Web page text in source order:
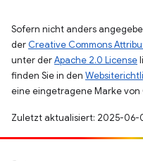
Sofern nicht anders
der Creative Commons
unter derApache 2.0 License
finden Sie in den
eine eingetragene Marke
Zuletzt aktualisiert: 2025-06-